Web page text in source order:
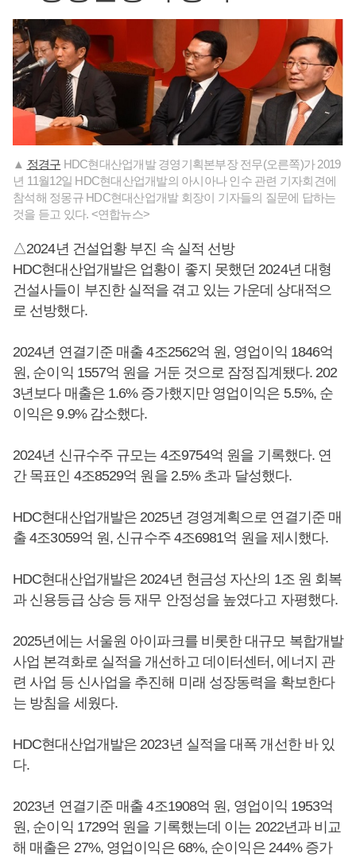
▲ 정경구 HDC현대산업개발 경영기획본부장 전무(오른쪽)가 2019
년 11월12일 HDC현대산업개발의 아시아나 인수 관련 기자회견에
참석해 정몽규 HDC현대산업개발 회장이 기자들의 질문에 답하는
것을 듣고 있다. <연합뉴스>
△2024년 건설업황 부진 속 실적 선방
HDC현대산업개발은 업황이 좋지 못했던 2024년 대형
건설사들이 부진한 실적을 겪고 있는 가운데 상대적으
로 선방했다.
2024년 연결기준 매출 4조2562억 원, 영업이익 1846억
원, 순이익 1557억 원을 거둔 것으로 잠정집계됐다. 202
3년보다 매출은 1.6% 증가했지만 영업이익은 5.5%, 순
이익은 9.9% 감소했다.
2024년 신규수주 규모는 4조9754억 원을 기록했다. 연
간 목표인 4조8529억 원을 2.5% 초과 달성했다.
HDC현대산업개발은 2025년 경영계획으로 연결기준 매
출 4조3059억 원, 신규수주 4조6981억 원을 제시했다.
HDC현대산업개발은 2024년 현금성 자산의 1조 원 회복
과 신용등급 상승 등 재무 안정성을 높였다고 자평했다.
2025년에는 서울원 아이파크를 비롯한 대규모 복합개발
사업 본격화로 실적을 개선하고 데이터센터, 에너지 관
련 사업 등 신사업을 추진해 미래 성장동력을 확보한다
는 방침을 세웠다.
HDC현대산업개발은 2023년 실적을 대폭 개선한 바 있
다.
2023년 연결기준 매출 4조1908억 원, 영업이익 1953억
원, 순이익 1729억 원을 기록했는데 이는 2022년과 비교
해 매출은 27%, 영업이익은 68%, 순이익은 244% 증가